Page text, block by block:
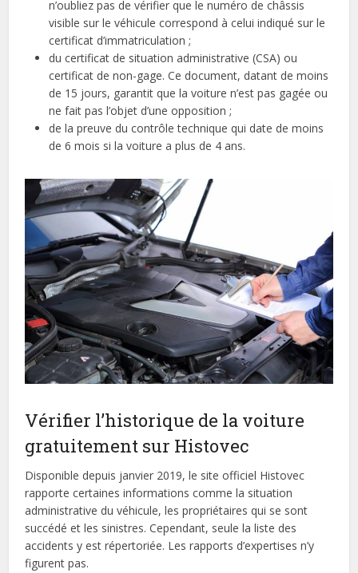
n’oubliez pas de vérifier que le numéro de châssis
visible sur le véhicule correspond à celui indiqué sur le
certificat d’immatriculation ;
du certificat de situation administrative (CSA) ou
certificat de non-gage. Ce document, datant de moins
de 15 jours, garantit que la voiture n’est pas gagée ou
ne fait pas l’objet d’une opposition ;
de la preuve du contrôle technique qui date de moins
de 6 mois si la voiture a plus de 4 ans.
Vérifier l’historique de la voiture
gratuitement sur Histovec
Disponible depuis janvier 2019, le site officiel Histovec
rapporte certaines informations comme la situation
administrative du véhicule, les propriétaires qui se sont
succédé et les sinistres. Cependant, seule la liste des
accidents y est répertoriée. Les rapports d’expertises n’y
figurent pas.